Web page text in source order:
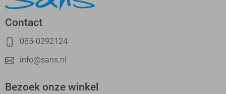
Contact
085-0292124
info@sans.nl
Bezoek onze winkel